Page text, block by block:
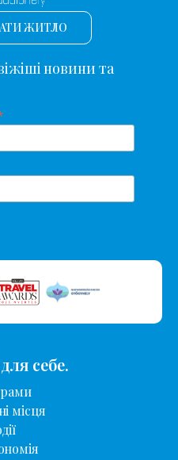
ЖИТЛА
ЖИТЛО
новини та
себе.
місця